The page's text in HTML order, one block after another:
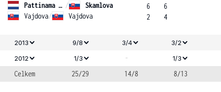
Pattinama Kerkhove /
Skamlova
Vajdova/ Vajdova
6
2
6
4
2013 9/8 3/4 3/2
2012
1/3 - 1/3
Celkem 25/29 14/8 8/13